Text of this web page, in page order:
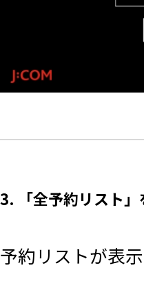
3. 「全予約リスト」
予約リストが表示